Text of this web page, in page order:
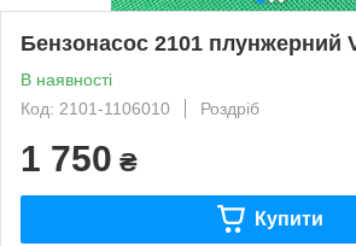
Бензонасос 2101 плунжерний
В наявності
Код: 2101-1106010
Роздріб
1 750 ₴
Купити